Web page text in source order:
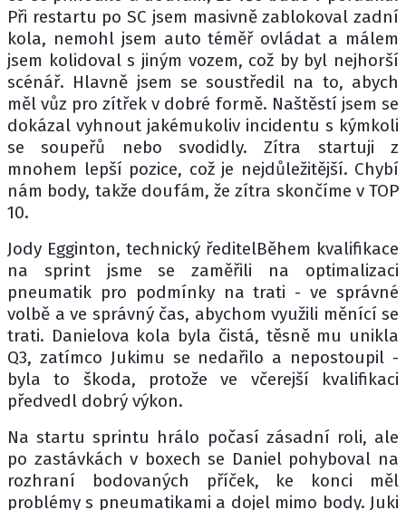
Při restartu po SC jsem masivně zablokoval zadní
kola, nemohl jsem auto téměř ovládat a málem
jsem kolidoval s jiným vozem, což by byl nejhorší
scénář. Hlavně jsem se soustředil na to, abych
měl vůz pro zítřek v dobré formě. Naštěstí jsem se
dokázal vyhnout jakémukoliv incidentu s kýmkoli
se soupeřů nebo svodidly. Zítra startuji z
mnohem lepší pozice, což je nejdůležitější. Chybí
nám body, takže doufám, že zítra skončíme v TOP
10.
Jody Egginton, technický ředitelBěhem kvalifikace
na sprint jsme se zaměřili na optimalizaci
pneumatik pro podmínky na trati - ve správné
volbě a ve správný čas, abychom využili měnící se
trati. Danielova kola byla čistá, těsně mu unikla
Q3, zatímco Jukimu se nedařilo a nepostoupil -
byla to škoda, protože ve včerejší kvalifikaci
předvedl dobrý výkon.
Na startu sprintu hrálo počasí zásadní roli, ale
po zastávkách v boxech se Daniel pohyboval na
rozhraní bodovaných příček, ke konci měl
problémy s pneumatikami a dojel mimo body. Juki